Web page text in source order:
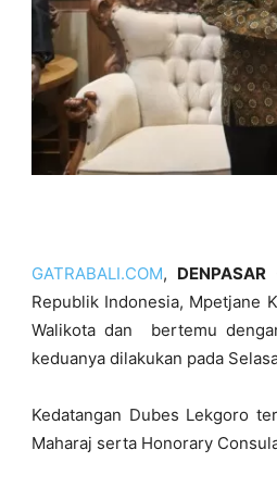
GATRABALI.COM, DENPASAR
Republik Indonesia, Mpetjane
Walikota dan bertemu
keduanya dilakukan pada
Kedatangan Dubes Lekgoro
Maharaj serta Honorary